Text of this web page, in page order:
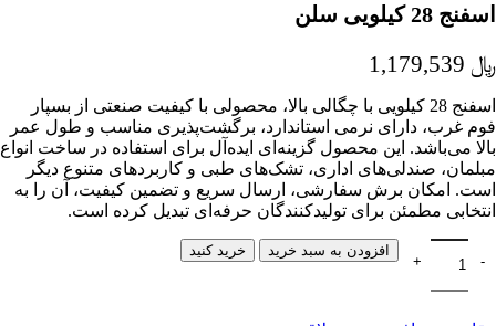
اسفنج 28 کیلویی سلن
﷼
اسفنج 28 کیلویی با چگالی بالا، محصولی با کیفیت صنعتی از بسپار
فوم غرب، دارای نرمی استاندارد، برگشت‌پذیری مناسب و طول عمر
بالا می‌باشد. این محصول گزینه‌ای ایده‌آل برای استفاده در ساخت انواع
مبلمان، صندلی‌های اداری، تشک‌های طبی و کاربردهای متنوع دیگر
است. امکان برش سفارشی، ارسال سریع و تضمین کیفیت، آن را به
انتخابی مطمئن برای تولیدکنندگان حرفه‌ای تبدیل کرده است.
افزودن به سبد خرید خرید کنید